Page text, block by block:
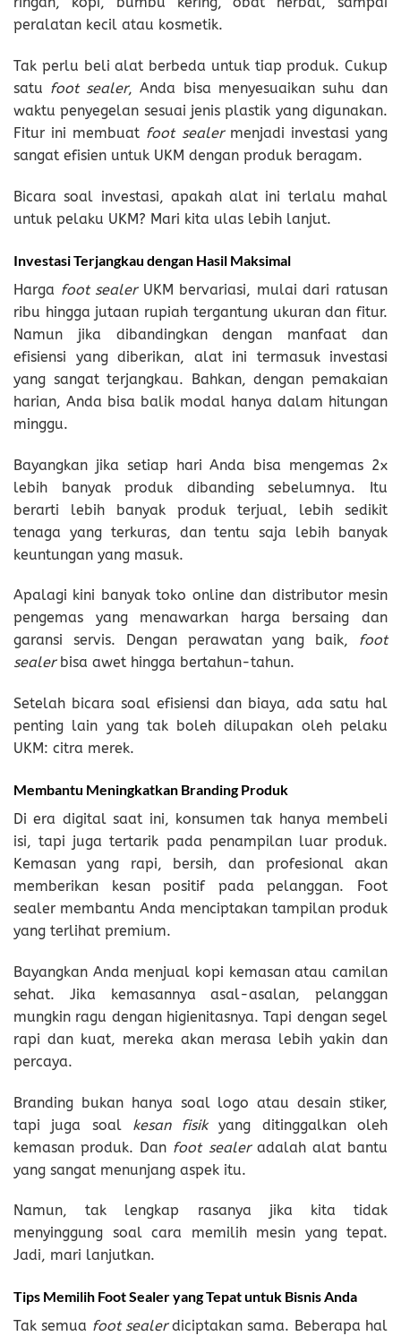
peralatan kecil atau kosmetik.
Tak perlu beli alat berbeda untuk tiap produk. Cukup
satu foot sealer, Anda bisa menyesuaikan suhu dan
waktu penyegelan sesuai jenis plastik yang digunakan.
Fitur ini membuat foot sealermenjadi investasi yang
sangat efisien untuk UKM dengan produk beragam.
Bicara soal investasi, apakah alat ini terlalu mahal
untuk pelaku UKM? Mari kita ulas lebih lanjut.
Investasi Terjangkau dengan Hasil Maksimal
Harga foot sealerUKM bervariasi, mulai dari ratusan
ribu hingga jutaan rupiah tergantung ukuran dan fitur.
Namun jika dibandingkan dengan manfaat dan
efisiensi yang diberikan, alat ini termasuk investasi
yang sangat terjangkau. Bahkan, dengan pemakaian
harian, Anda bisa balik modal hanya dalam hitungan
minggu.
Bayangkan jika setiap hari Anda bisa mengemas 2x
lebih banyak produk dibanding sebelumnya. Itu
berarti lebih banyak produk terjual, lebih sedikit
tenaga yang terkuras, dan tentu saja lebih banyak
keuntungan yang masuk.
Apalagi kini banyak toko online dan distributor mesin
pengemas yang menawarkan harga bersaing dan
garansi servis. Dengan perawatan yang baik, foot
sealerbisa awet hingga bertahun-tahun.
Setelah bicara soal efisiensi dan biaya, ada satu hal
penting lain yang tak boleh dilupakan oleh pelaku
UKM: citra merek.
Membantu Meningkatkan Branding Produk
Di era digital saat ini, konsumen tak hanya membeli
isi, tapi juga tertarik pada penampilan luar produk.
Kemasan yang rapi, bersih, dan profesional akan
memberikan kesan positif pada pelanggan. Foot
sealer membantu Anda menciptakan tampilan produk
yang terlihat premium.
Bayangkan Anda menjual kopi kemasan atau camilan
sehat. Jika kemasannya asal-asalan, pelanggan
mungkin ragu dengan higienitasnya. Tapi dengan segel
rapi dan kuat, mereka akan merasa lebih yakin dan
percaya.
Branding bukan hanya soal logo atau desain stiker,
tapi juga soal kesan fisikyang ditinggalkan oleh
kemasan produk. Dan foot sealeradalah alat bantu
yang sangat menunjang aspek itu.
Namun, tak lengkap rasanya jika kita tidak
menyinggung soal cara memilih mesin yang tepat.
Jadi, mari lanjutkan.
Tips Memilih Foot Sealer yang Tepat untuk Bisnis Anda
Tak semua foot sealerdiciptakan sama. Beberapa hal